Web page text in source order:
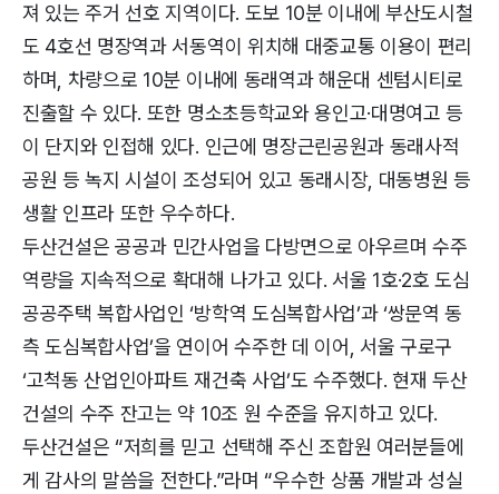
져 있는 주거 선호 지역이다. 도보 10분 이내에 부산도시철
도 4호선 명장역과 서동역이 위치해 대중교통 이용이 편리
하며, 차량으로 10분 이내에 동래역과 해운대 센텀시티로
진출할 수 있다. 또한 명소초등학교와 용인고·대명여고 등
이 단지와 인접해 있다. 인근에 명장근린공원과 동래사적
공원 등 녹지 시설이 조성되어 있고 동래시장, 대동병원 등
생활 인프라 또한 우수하다.
두산건설은 공공과 민간사업을 다방면으로 아우르며 수주
역량을 지속적으로 확대해 나가고 있다. 서울 1호·2호 도심
공공주택 복합사업인 ‘방학역 도심복합사업’과 ‘쌍문역 동
측 도심복합사업’을 연이어 수주한 데 이어, 서울 구로구
‘고척동 산업인아파트 재건축 사업’도 수주했다. 현재 두산
건설의 수주 잔고는 약 10조 원 수준을 유지하고 있다.
두산건설은 “저희를 믿고 선택해 주신 조합원 여러분들에
게 감사의 말씀을 전한다.”라며 “우수한 상품 개발과 성실